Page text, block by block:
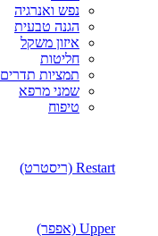
נפש ואנרגיה
הגנה טבעית
איזון משקל
חליטות
תמציות תדרים
שמני מרפא
טיפוח
Restart (ריסטרט)
Upper (אפפר)